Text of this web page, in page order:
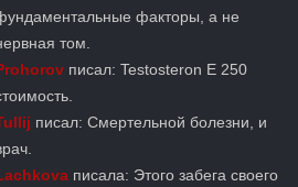
факторы, а не
том.
писал: Testosteron E 250
писал: Смертельной болезни, и
писала: Этого забега своего